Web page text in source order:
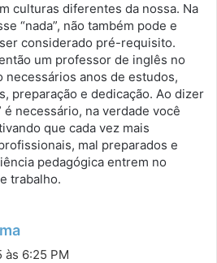
culturas diferentes da nossa. Na
“nada”, não também pode e
considerado pré-requisito.
um professor de inglês no
necessários anos de estudos,
preparação e dedicação. Ao dizer
é necessário, na verdade você
que cada vez mais
mal preparados e
pedagógica entrem no
trabalho.
i
às 6:25 PM